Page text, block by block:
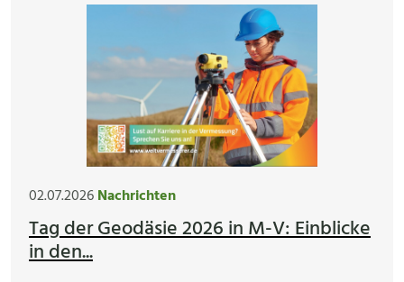
02.07.2026Nachrichten
Tag der Geodäsie 2026 in M-V: Einblicke
in den...